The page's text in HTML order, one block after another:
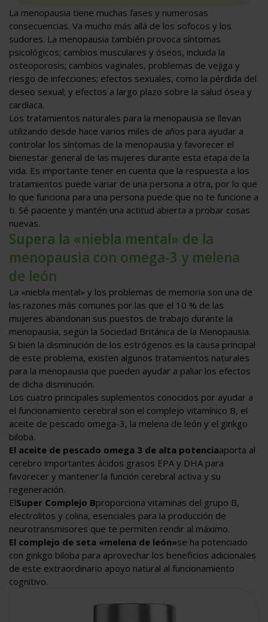
La menopausia tiene muchas fases y numerosas
consecuencias. Va mucho más allá de los sofocos y los
sudores. La menopausia también provoca síntomas
psicológicos; cambios musculares y óseos, incluida la
osteoporosis; cambios vaginales, problemas de vejiga y
riesgo de infecciones; efectos sexuales, como la pérdida del
deseo sexual; y efectos a largo plazo sobre la salud ósea y
cardíaca.
Los tratamientos naturales para la menopausia se llevan
utilizando desde hace varios miles de años para ayudar a
controlar los síntomas de la menopausia y favorecer el
bienestar general de las mujeres durante esta etapa de la
vida. Es importante tener en cuenta que la respuesta a los
tratamientos puede variar de una persona a otra, por lo que
lo que funciona para una persona puede que no te funcione a
ti. Sé paciente y mantén una actitud abierta a probar cosas
nuevas.
Supera la «niebla mental» de la
menopausia con omega-3 y melena
de león
La «niebla mental» y los problemas de memoria son una de
las razones más comunes por las que el 10 % de las
mujeres abandonan sus puestos de trabajo durante la
menopausia, según la Sociedad Británica de la Menopausia.
Si bien la disminución de los estrógenos es la causa principal
de este problema, existen algunos tratamientos naturales
para la menopausia que pueden ayudar a paliar los efectos
de dicha disminución.
Los cuatro principales suplementos conocidos por ayudar a
el funcionamiento cerebral son el complejo vitamínico B, el
aceite de pescado omega-3, la melena de león y el ginkgo
biloba.
El aceite de pescado omega 3 de alta potenciaaporta al
cerebro importantes ácidos grasos EPA y DHA para
favorecer y mantener la función cerebral activa y su
regeneración.
ElSuper Complejo Bproporciona vitaminas del grupo B,
electrolitos y colina, esenciales para la producción de
neurotransmisores que te permiten rendir al máximo.
El complejo de seta «melena de león»se ha potenciado
con ginkgo biloba para aprovechar los beneficios adicionales
de este extraordinario apoyo natural al funcionamiento
cognitivo.